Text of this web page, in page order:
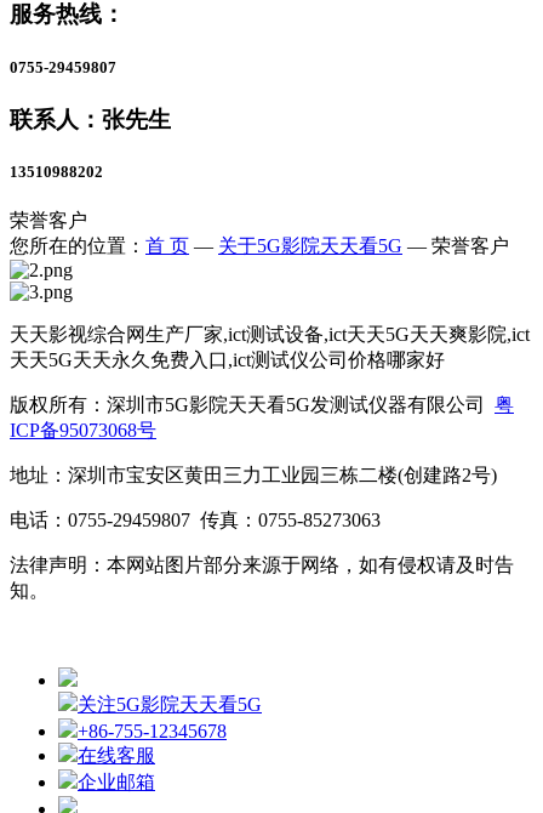
服务热线：
0755-29459807
联系人：张先生
13510988202
荣誉客户
您所在的位置： 首 页 — 关于5G影院天天看5G — 荣誉客户
天天影视综合网生产厂家,ict测试设备,ict天天5G天天爽影院,ict
天天5G天天永久免费入口,ict测试仪公司价格哪家好
版权所有：深圳市5G影院天天看5G发测试仪器有限公司 粤
ICP备95073068号
地址：深圳市宝安区黄田三力工业园三栋二楼(创建路2号)
电话：0755-29459807 传真：0755-85273063
法律声明：本网站图片部分来源于网络，如有侵权请及时告
知。
关注5G影院天天看5G
+86-755-12345678
在线客服
企业邮箱